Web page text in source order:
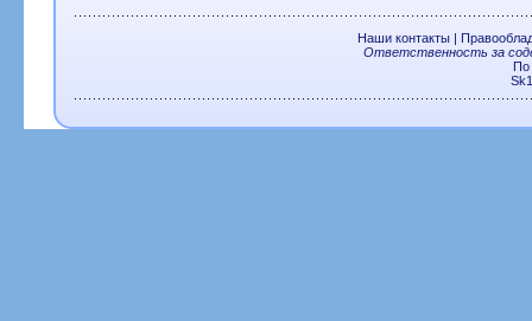
Наши контакты|
Ответственность за
По